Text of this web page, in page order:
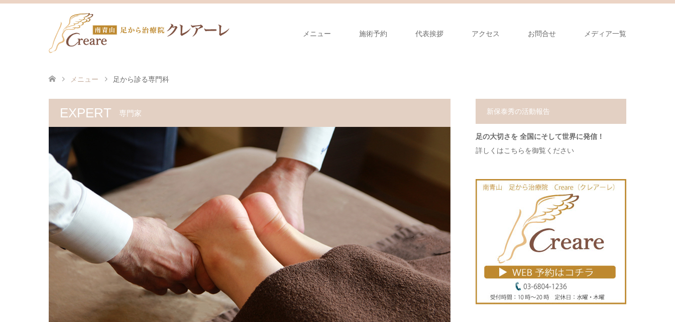
メニュー 施術予約 代表挨拶 アクセス お問合せ メディア一覧
メニュー 足から診る専門科
EXPERT 専門家 新保泰秀の活動報告
足の大切さを 全国にそして世界に発信！
詳しくはこちらを御覧ください